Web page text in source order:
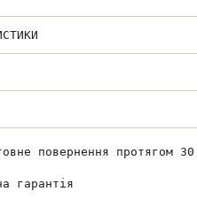
повернення протягом
гарантія